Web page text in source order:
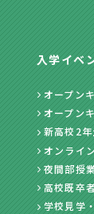
入学イベ
オープン
オープン
新高校2
オンライ
夜間部授
高校既卒
学校見学